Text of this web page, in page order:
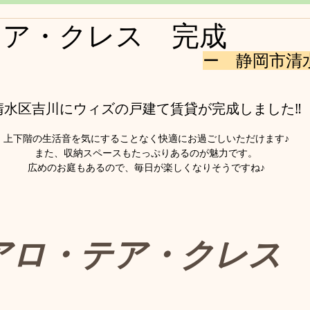
ア・クレス 完成
ー　静岡市清
水区吉川にウィズの戸建て賃貸が完成しました‼
上下階の生活音を気にすることなく快適にお過ごしいただけます♪
また、収納スペースもたっぷりあるのが魅力です。
広めのお庭もあるので、毎日が楽しくなりそうですね♪
ロ・テア・クレス